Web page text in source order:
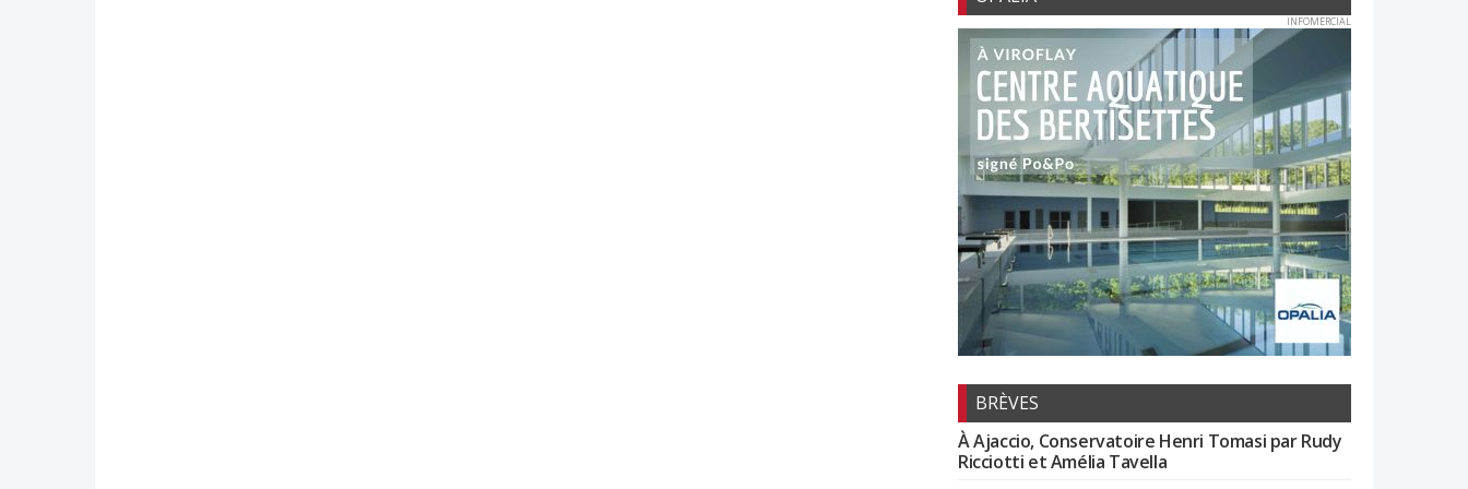
INFOMERCIAL
BRÈVES
À Ajaccio, Conservatoire Henri Tomasi par Rudy
Ricciotti et Amélia Tavella